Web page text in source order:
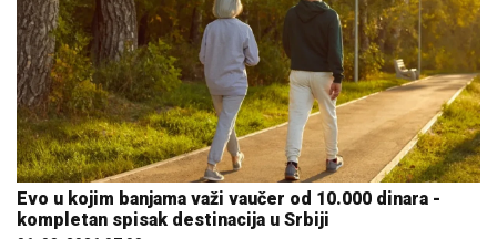
Evo u kojim banjama važi vaučer od 10.000 dinara -
kompletan spisak destinacija u Srbiji